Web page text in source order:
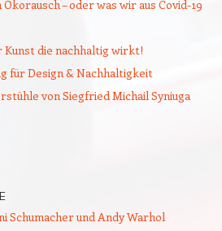
– oder was wir aus Covid-19
Kunst die nachhaltig wirkt!
für Design & Nachhaltigkeit
von Siegfried Michail Syniuga
Schumacher und Andy Warhol